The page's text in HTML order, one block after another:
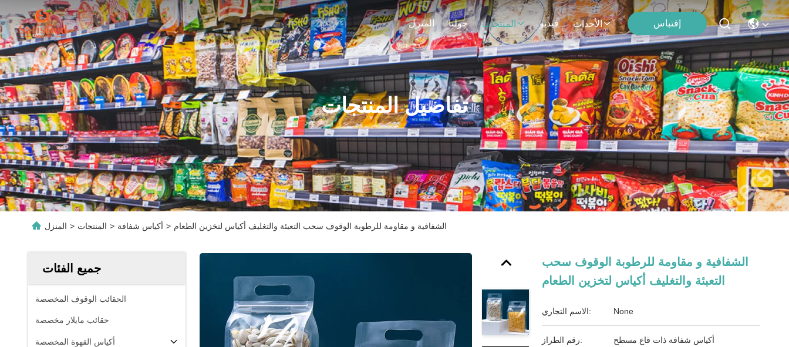
المنزل حولنا المنتجات فيديو الأحداث إقتباس
تفاصيل المنتجات
المنزل > المنتجات > أكياس شفافة > الشفافية و مقاومة للرطوبة الوقوف سحب التعبئة والتغليف أكياس لتخزين الطعام
جميع الفئات
الحقائب الوقوف المخصصة
حقائب مايلار مخصصة
أكياس القهوة المخصصة
الشفافية و مقاومة للرطوبة الوقوف سحب
التعبئة والتغليف أكياس لتخزين الطعام
الاسم التجاري: None
رقم الطراز: أكياس شفافة ذات قاع مسطح